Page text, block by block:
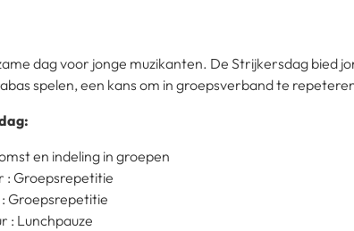
dag voor jonge muzikanten. De Strijkersdag bied
spelen, een kans om in groepsverband te
en indeling in groepen
: Groepsrepetitie
: Groepsrepetitie
: Lunchpauze